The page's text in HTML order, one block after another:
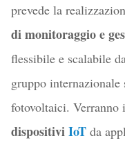
prevede la
di monitoraggio e
flessibile e scalabile
gruppo
fotovoltaici. Verranno
dispositiviIoTda